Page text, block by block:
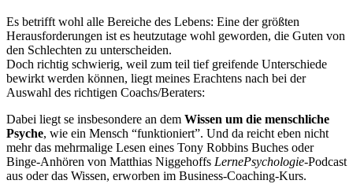
Es betrifft wohl alle Bereiche des Lebens: Eine der größten
Herausforderungen ist es heutzutage wohl geworden, die Guten von
den Schlechten zu unterscheiden.
Doch richtig schwierig, weil zum teil tief greifende Unterschiede
bewirkt werden können, liegt meines Erachtens nach bei der
Auswahl des richtigen Coachs/Beraters:
Dabei liegt se insbesondere an dem Wissen um die menschliche
Psyche, wie ein Mensch “funktioniert”. Und da reicht eben nicht
mehr das mehrmalige Lesen eines Tony Robbins Buches oder
Binge-Anhören von Matthias Niggehoffs LernePsychologie-Podcast
aus oder das Wissen, erworben im Business-Coaching-Kurs.